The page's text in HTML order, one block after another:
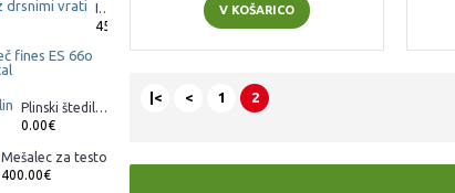
Inox delovni pult z drsnimi vrati
450.00€
Plinski štedilni 2 plin
0.00€
Mešalec za testo
400.00€
V KOŠARICO
|< < 1 2